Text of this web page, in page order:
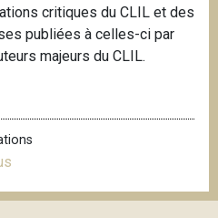
critiques du CLIL et des
publiées à celles-ci par
majeurs du CLIL.